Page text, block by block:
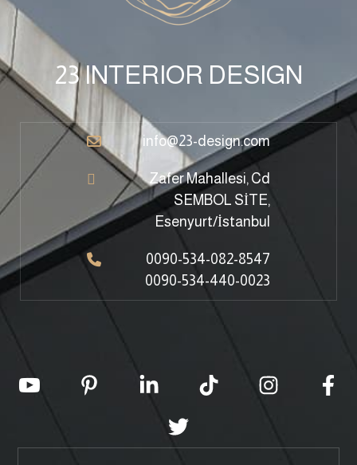
23 INTERIOR DESIGN
info@23-design.com
0090-534-082-8547
0090-534-440-0023
Zafer Mahallesi, Cd
SEMBOL SİTE,
Esenyurt/İstanbul